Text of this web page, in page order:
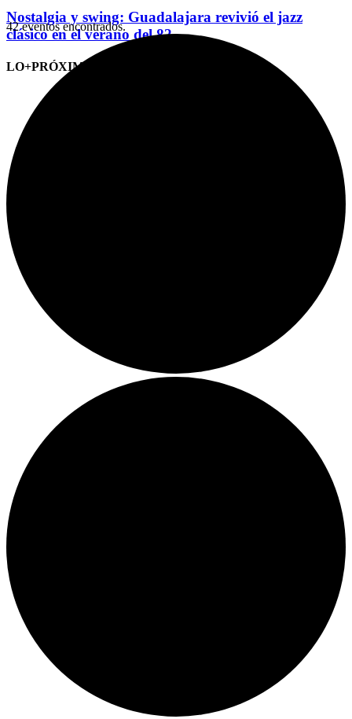
Nostalgia y swing: Guadalajara revivió el jazz
clásico en el verano del 82
LO+PRÓXIMO (CITAS)
42 eventos encontrados.